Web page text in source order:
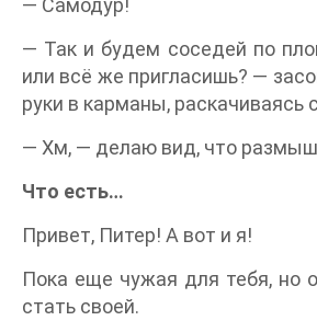
— Так и будем соседей по
или всё же пригласишь? —
руки в карманы, раскачиваясь
— Хм, — делаю вид, что
Что есть…
Привет, Питер! А вот и я!
Пока еще чужая для тебя, но
стать своей.